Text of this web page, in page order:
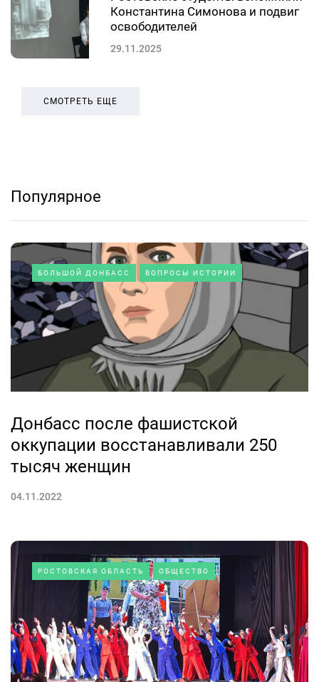
Константина Симонова и подвиг
освободителей
29.11.2025
СМОТРЕТЬ ЕЩЕ
Популярное
БОЛЬШОЙ ДОНБАСС ВОПРОСЫ ИСТОРИИ
Донбасс после фашистской
оккупации восстанавливали 250
тысяч женщин
04.11.2022
РОСТОВСКАЯ ОБЛАСТЬ ОБЩЕСТВО